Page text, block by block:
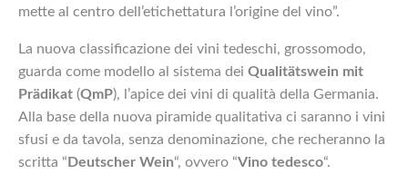
mette al centro dell’etichettatura l’origine del vino”.
La nuova classificazione dei vini tedeschi, grossomodo,
guarda come modello al sistema dei Qualitätswein mit
Prädikat (QmP), l’apice dei vini di qualità della Germania.
Alla base della nuova piramide qualitativa ci saranno i vini
sfusi e da tavola, senza denominazione, che recheranno la
scritta “ Deutscher Wein“, ovvero “Vino tedesco“.